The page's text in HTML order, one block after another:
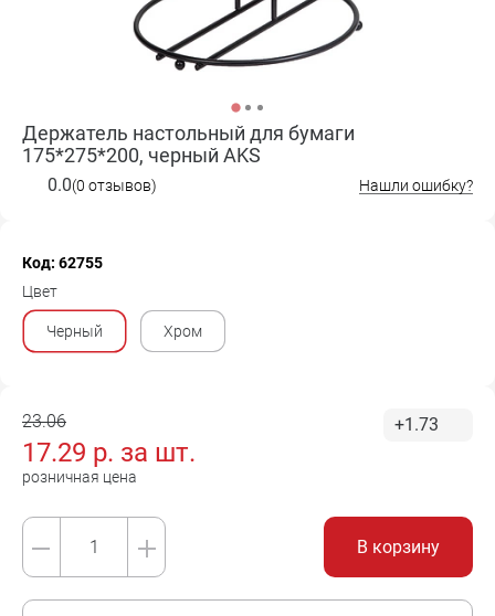
Держатель настольный для бумаги
175*275*200, черный AKS
0.0(0 отзывов) Нашли ошибку?
Код: 62755
Цвет
Черный Хром
23.06
17.29 р. за шт.
розничная цена
+1.73
В корзину